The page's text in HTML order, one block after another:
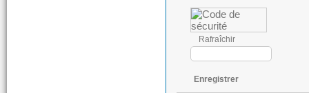
Rafraîchir
Enregistrer